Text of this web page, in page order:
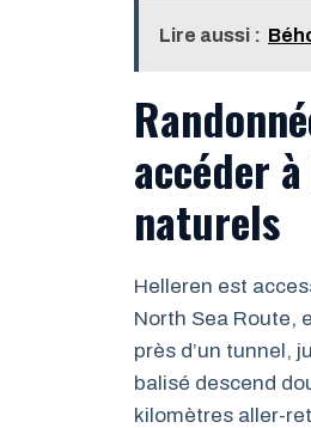
Lire aussi :
accéder
naturels
Helleren est
North Sea Route,
près d’un tunnel,
balisé descend
kilomètres aller-